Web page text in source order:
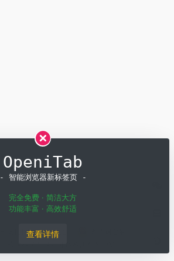
粤ICP备19001258号
OpeniTab
- 智能浏览器新标签页 -
完全免费 · 简洁大方
功能丰富 · 高效舒适
查看详情